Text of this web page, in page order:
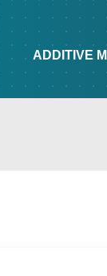
QUADERNI
ADDITIVE